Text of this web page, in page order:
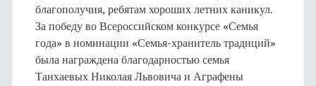
благополучия, ребятам хороших летних каникул.
За победу во Всероссийском конкурсе «Семья
года» в номинации «Семья-хранитель традиций»
была награждена благодарностью семья
Танхаевых Николая Львовича и Аграфены